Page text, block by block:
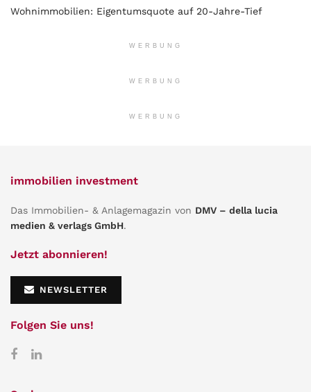
Wohnimmobilien: Eigentumsquote auf 20-Jahre-Tief
WERBUNG
WERBUNG
WERBUNG
immobilien investment
Das Immobilien- & Anlagemagazin von DMV – della lucia
medien & verlags GmbH.
Jetzt abonnieren!
NEWSLETTER
Folgen Sie uns!